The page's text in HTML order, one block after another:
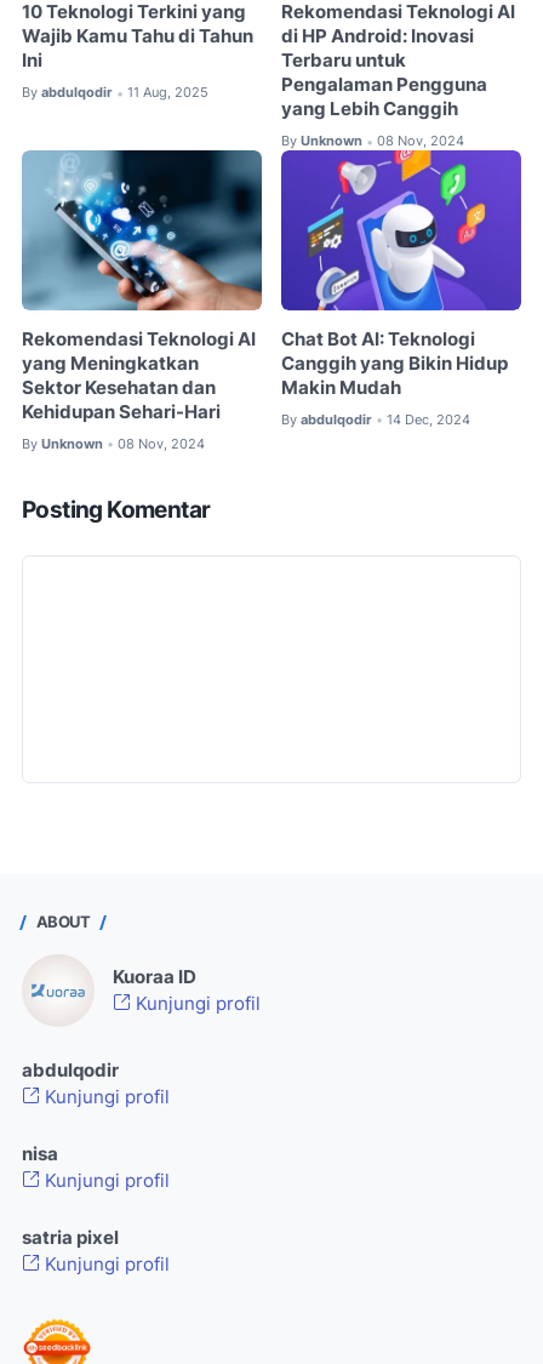
10 Teknologi Terkini yang
Wajib Kamu Tahu di Tahun
Ini
By abdulqodir • 11 Aug, 2025
Rekomendasi Teknologi AI
di HP Android: Inovasi
Terbaru untuk
Pengalaman Pengguna
yang Lebih Canggih
By Unknown • 08 Nov, 2024
Rekomendasi Teknologi AI
yang Meningkatkan
Sektor Kesehatan dan
Kehidupan Sehari-Hari
By Unknown • 08 Nov, 2024
Chat Bot AI: Teknologi
Canggih yang Bikin Hidup
Makin Mudah
By abdulqodir • 14 Dec, 2024
Posting Komentar
ABOUT
Kuoraa ID
Kunjungi profil
abdulqodir
Kunjungi profil
nisa
Kunjungi profil
satria pixel
Kunjungi profil